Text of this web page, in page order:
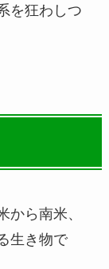
を狂わしつ
から南米、
生き物で